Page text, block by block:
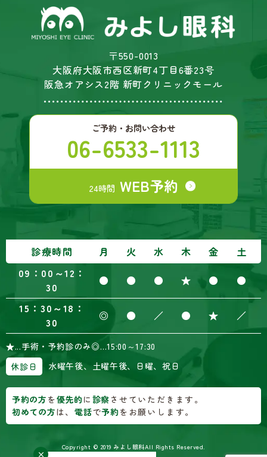
〒550-0013
大阪府大阪市西区新町4丁目6番23号
阪急オアシス2階 新町クリニックモール
ご予約・お問い合わせ
06-6533-1113
24時間 WEB予約
診療時間 月 火 水 木 金
土
09：00～12：
30
● ● ● ★ ●
●
15：30～18：
30
◎ ● ／ ● ★ ／
★...手術・予約診のみ◎...15:00～17:30
休診日
水曜午後、土曜午後、日曜、祝日
予約の方 を優先的 に 診察させていただきます。
初めての方は、電話で予約 をお願いします。
Copyright © 2019 みよし眼科All Rights Reserved.